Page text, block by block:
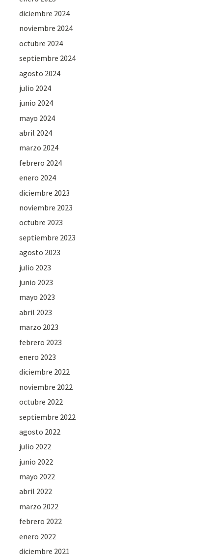
diciembre 2024
noviembre 2024
octubre 2024
septiembre 2024
agosto 2024
julio 2024
junio 2024
mayo 2024
abril 2024
marzo 2024
febrero 2024
enero 2024
diciembre 2023
noviembre 2023
octubre 2023
septiembre 2023
agosto 2023
julio 2023
junio 2023
mayo 2023
abril 2023
marzo 2023
febrero 2023
enero 2023
diciembre 2022
noviembre 2022
octubre 2022
septiembre 2022
agosto 2022
julio 2022
junio 2022
mayo 2022
abril 2022
marzo 2022
febrero 2022
enero 2022
diciembre 2021